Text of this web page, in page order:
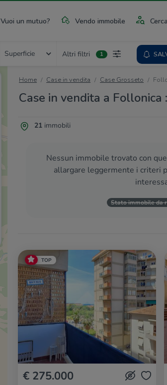
Vuoi un mutuo? Vendo immobile
Superficie Altri filtri 1
Home Case in vendita Case Grosseto
Case in vendita a
21immobili
Nessun immobile trovato con
allargare leggermente i criteri
Stato immobile da
TOP
€ 275.000